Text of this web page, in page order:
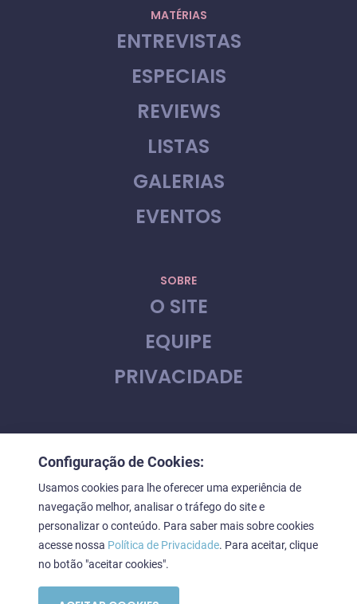
MATÉRIAS
ENTREVISTAS
ESPECIAIS
REVIEWS
LISTAS
GALERIAS
EVENTOS
SOBRE
O SITE
EQUIPE
PRIVACIDADE
FALE CONOSCO
Downstage © 2023. Todos os direitos reservados
Configuração de Cookies:
Usamos cookies para lhe oferecer uma experiência de
navegação melhor, analisar o tráfego do site e
personalizar o conteúdo. Para saber mais sobre cookies
acesse nossa Política de Privacidade. Para aceitar, clique
no botão "aceitar cookies".